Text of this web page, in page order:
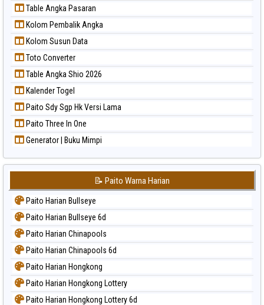
Table Angka Pasaran
Kolom Pembalik Angka
Kolom Susun Data
Toto Converter
Table Angka Shio 2026
Kalender Togel
Paito Sdy Sgp Hk Versi Lama
Paito Three In One
Generator | Buku Mimpi
📝 Paito Warna Harian
Paito Harian Bullseye
Paito Harian Bullseye 6d
Paito Harian Chinapools
Paito Harian Chinapools 6d
Paito Harian Hongkong
Paito Harian Hongkong Lottery
Paito Harian Hongkong Lottery 6d